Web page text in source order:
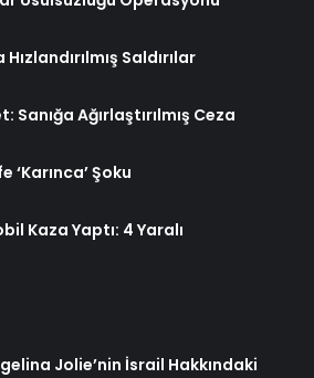
Saldırılar
Sanığa Ağırlaştırılmış Ceza
‘Karınca’ Şoku
Kaza Yaptı: 4 Yaralı
Jolie’nin İsrail Hakkındaki